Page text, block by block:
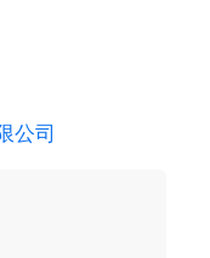
公司